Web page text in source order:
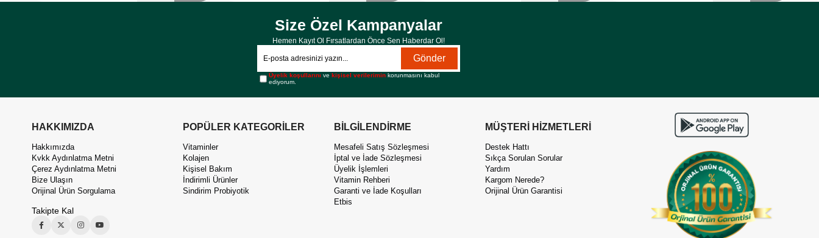
Size Özel Kampanyalar
Hemen Kayıt Ol Fırsatlardan Önce Sen Haberdar Ol!
Gönder
Üyelik koşullarını vekişisel verilerimin korunmasını kabul
ediyorum.
HAKKIMIZDA
Hakkımızda
Kvkk Aydınlatma Metni
Çerez Aydınlatma Metni
Bize Ulaşın
Orijinal Ürün Sorgulama
Takipte Kal
POPÜLER KATEGORİLER
Vitaminler
Kolajen
Kişisel Bakım
İndirimli Ürünler
Sindirim Probiyotik
BİLGİLENDİRME
Mesafeli Satış Sözleşmesi
İptal ve İade Sözleşmesi
Üyelik İşlemleri
Vitamin Rehberi
Garanti ve İade Koşulları
Etbis
MÜŞTERİ HİZMETLERİ
Destek Hattı
Sıkça Sorulan Sorular
Yardım
Kargom Nerede?
Orijinal Ürün Garantisi